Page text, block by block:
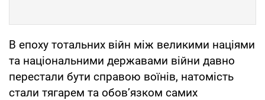
В епоху тотальних війн між великими націями
та національними державами війни давно
перестали бути справою воїнів, натомість
стали тягарем та обов’язком самих